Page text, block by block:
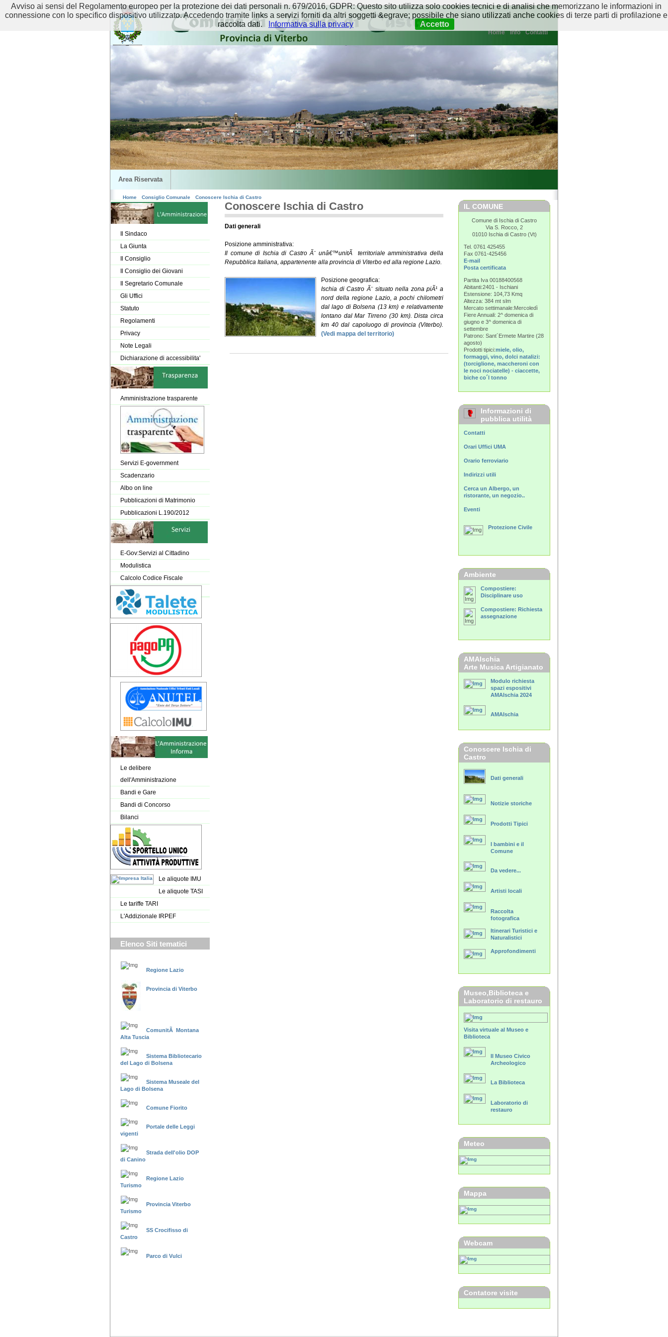
Home Info Contatti
Area Riservata
Home Consiglio Comunale Conoscere Ischia di Castro
Il Sindaco
La Giunta
Il Consiglio
Il Consiglio dei Giovani
Il Segretario Comunale
Gli Uffici
Statuto
Regolamenti
Privacy
Note Legali
Dichiarazione di accessibilita'
Amministrazione trasparente
Servizi E-government
Scadenzario
Albo on line
Pubblicazioni di Matrimonio
Pubblicazioni L.190/2012
E-Gov:Servizi al Cittadino
Modulistica
Calcolo Codice Fiscale
Le delibere
dell'Amministrazione
Bandi e Gare
Bandi di Concorso
Bilanci
Le aliquote IMU
Le aliquote TASI
Le tariffe TARI
L'Addizionale IRPEF
Elenco Siti tematici
Regione Lazio
Provincia di Viterbo
ComunitÃ Montana
Alta Tuscia
Sistema Bibliotecario
del Lago di Bolsena
Sistema Museale del
Lago di Bolsena
Comune Fiorito
Portale delle Leggi
vigenti
Strada dell'olio DOP
di Canino
Regione Lazio
Turismo
Provincia Viterbo
Turismo
SS Crocifisso di
Castro
Parco di Vulci
Conoscere Ischia di Castro
Dati generali
Posizione amministrativa:
Il comune di Ischia di Castro Ã¨ unâ€™unitÃ territoriale amministrativa della
Repubblica Italiana, appartenente alla provincia di Viterbo ed alla regione Lazio.
Posizione geografica:
Ischia di Castro Ã¨ situato nella zona piÃ¹ a
nord della regione Lazio, a pochi chilometri
dal lago di Bolsena (13 km) e relativamente
lontano dal Mar Tirreno (30 km). Dista circa
km 40 dal capoluogo di provincia (Viterbo).
(Vedi mappa del territorio)
IL COMUNE
Comune di Ischia di Castro
Via S. Rocco, 2
01010 Ischia di Castro (Vt)
Tel. 0761 425455
Fax 0761-425456
E-mail
Posta certificata
Partita Iva 00188400568
Abitanti:2401 - Ischiani
Estensione: 104,73 Kmq
Altezza: 384 mt slm
Mercato settimanale:Mercoledì
Fiere Annuali: 2^ domenica di
giugno e 3^ domenica di
settembre
Patrono: Sant´Ermete Martire (28
agosto)
Prodotti tipici:miele, olio,
formaggi, vino, dolci natalizi:
(torciglione, maccheroni con
le noci nociatelle) - ciaccette,
biche co´l tonno
Informazioni di
pubblica utilità
Contatti
Orari Uffici UMA
Orario ferroviario
Indirizzi utili
Cerca un Albergo, un
ristorante, un negozio..
Eventi
Protezione Civile
Ambiente
Compostiere:
Disciplinare uso
Compostiere: Richiesta
assegnazione
AMAIschia
Arte Musica Artigianato
Modulo richiesta
spazi espositivi
AMAIschia 2024
AMAIschia
Conoscere Ischia di
Castro
Dati generali
Notizie storiche
Prodotti Tipici
I bambini e il
Comune
Da vedere...
Artisti locali
Raccolta
fotografica
Itinerari Turistici e
Naturalistici
Approfondimenti
Museo,Biblioteca e
Laboratorio di restauro
Visita virtuale al Museo e
Biblioteca
Il Museo Civico
Archeologico
La Biblioteca
Laboratorio di
restauro
Meteo
Mappa
Webcam
Contatore visite
Avviso ai sensi del Regolamento europeo per la protezione dei dati personali n. 679/2016, GDPR: Questo sito utilizza solo cookies tecnici e di analisi che memorizzano le informazioni in
connessione con lo specifico dispositivo utilizzato. Accedendo tramite links a servizi forniti da altri soggetti &egrave; possibile che siano utilizzati anche cookies di terze parti di profilazione e
raccolta dati.
Informativa sulla privacy Accetto